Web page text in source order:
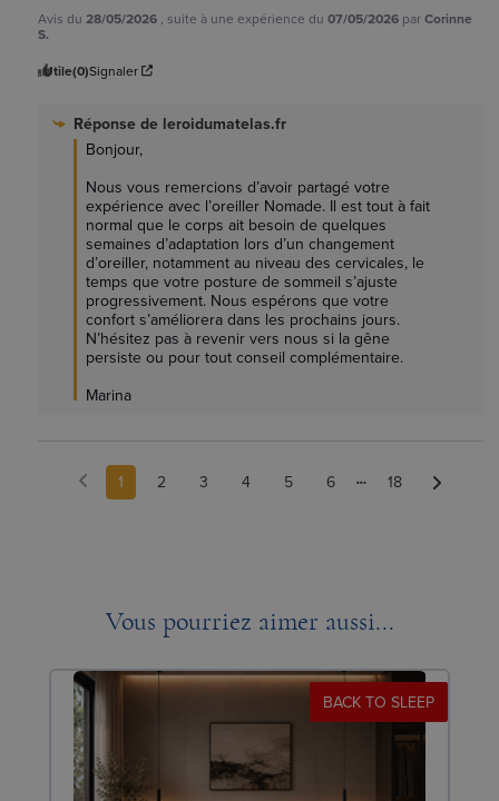
Avis du 28/05/2026 , suite à une expérience du 07/05/2026 parCorinne
S.
Utile(0)Signaler
Réponse de leroidumatelas.fr
Bonjour,
Nous vous remercions d’avoir partagé votre
expérience avec l’oreiller Nomade. Il est tout à fait
normal que le corps ait besoin de quelques
semaines d’adaptation lors d’un changement
d’oreiller, notamment au niveau des cervicales, le
temps que votre posture de sommeil s’ajuste
progressivement. Nous espérons que votre
confort s’améliorera dans les prochains jours.
N’hésitez pas à revenir vers nous si la gêne
persiste ou pour tout conseil complémentaire.
Marina
1 2 3 4 5 6 18
Vous pourriez aimer aussi...
BACK TO SLEEP